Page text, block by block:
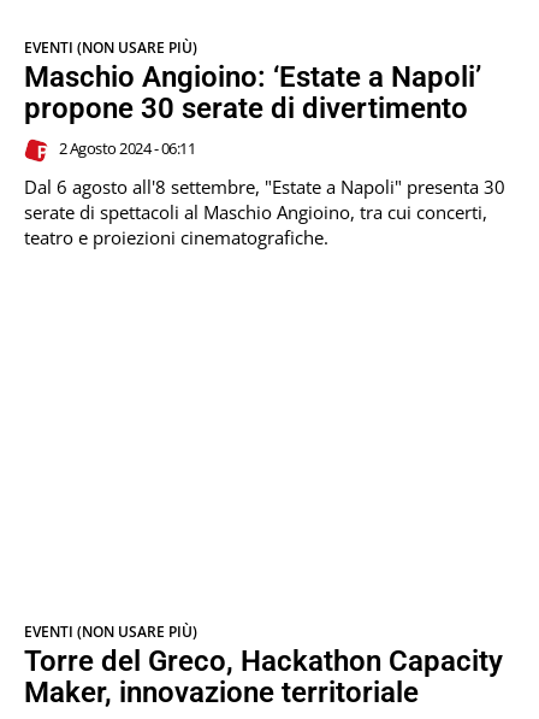
EVENTI (NON USARE PIÙ)
Maschio Angioino: ‘Estate a Napoli’
propone 30 serate di divertimento
2 Agosto 2024 - 06:11
Dal 6 agosto all'8 settembre, "Estate a Napoli" presenta 30
serate di spettacoli al Maschio Angioino, tra cui concerti,
teatro e proiezioni cinematografiche.
EVENTI (NON USARE PIÙ)
Torre del Greco, Hackathon Capacity
Maker, innovazione territoriale